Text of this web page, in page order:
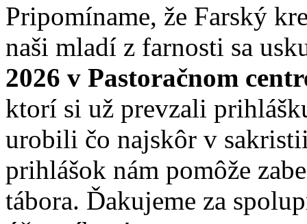
Pripomíname, že Farský
naši mladí z farnosti sa
2026 v Pastoračnom
ktorí si už prevzali
urobili čo najskôr v
prihlášok nám pomôže
tábora. Ďakujeme za